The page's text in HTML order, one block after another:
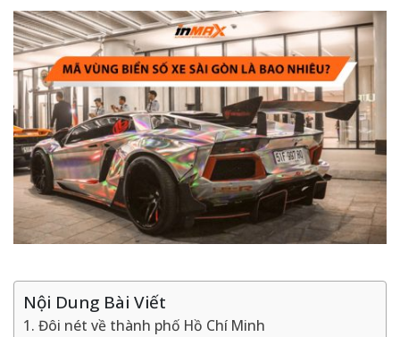
Nội Dung Bài Viết
1. Đôi nét về thành phố Hồ Chí Minh